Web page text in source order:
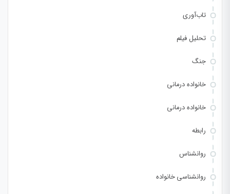
تاب‌آوری
تحلیل فیلم
جنگ
خانواده درمانی
خانواده درمانی
رابطه
روانشناس
روانشناسی خانواده